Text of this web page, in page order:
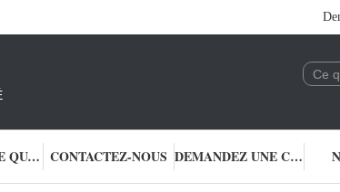
CONTRÔLE DE QUALITÉ CONTACTEZ-NOUS DEMANDEZ UNE CITATION